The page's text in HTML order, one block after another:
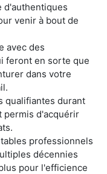
d'authentiques
venir à bout de
avec des
feront en sorte que
dans votre
qualifiantes durant
permis d'acquérir
professionnels
décennies
pour l'efficience